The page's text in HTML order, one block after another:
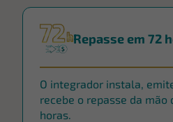
Repasse em 72
O integrador instala,
recebe o repasse da mão
horas.